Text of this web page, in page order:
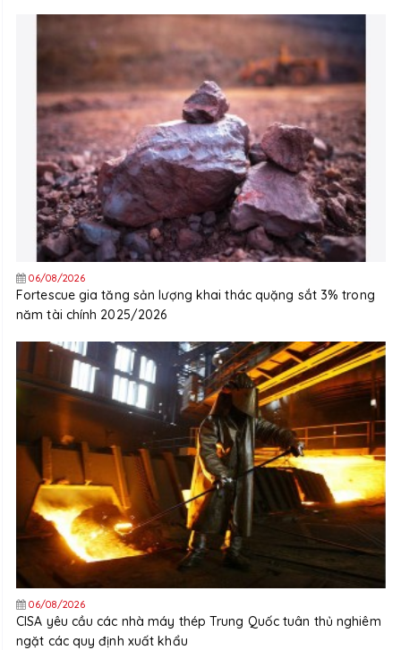
06/08/2026
Fortescue gia tăng sản lượng khai thác quặng sắt 3% trong
năm tài chính 2025/2026
06/08/2026
CISA yêu cầu các nhà máy thép Trung Quốc tuân thủ nghiêm
ngặt các quy định xuất khẩu